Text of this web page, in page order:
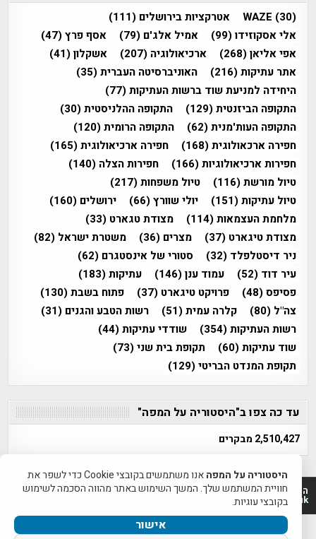
WAZE (30) אטרקציות בירושלים (111)
אלי אסקוזידו(99) אמיל אלג'ם (79) אסף פרץ(47)
אפי אליאן(268) ארכיאולוגיה (207) אשקלון(41)
אתר עתיקות(216) האוניברסיטה העברית(35)
היחידה למניעת שוד ברשות העתיקות(77)
התקופה הביזנטית(129) התקופה ההלניסטית(30)
התקופה העות'מנית(62) התקופה הרומית(120)
חפירה ארכאולוגית(168) חפירה ארכיאולוגית(165)
חפירות ארכיאולוגיות(166) חפירות הצלה (140)
טיול מורשת(116) טיול משפחות(217)
טיול עתיקות(151) יולי שוורץ(66) ירושלים (160)
מלחמת העצמאות(114) מצודת טגארט (33)
מצודת טיגארט (37) מצרים (36) משטרת ישראל (82)
ניר דיסטלפלד (32) סטורי של אינסטגרם (62)
עיר דוד (52) עמוד ענן(146) עתיקות(183)
פסיפס(48) פרויקט טיגארט (37) פתוח בשבת(130)
צה"ל (80) קלרה עמית(51) רשות הטבע והגנים (31)
רשות העתיקות(354) שודדי עתיקות(44)
שוד עתיקות(60) תקופת בית שני(73)
תקופת המנדט הבריטי(129)
עד כה צפו ב"היסטוריה על המפה"
2,510,427 מבקרים
היסטוריה על המפה 2011-2026 | פרוייקט טיגארט 2012-2026|
www.mapah.co.il | www.tegart.uk
היסטוריה על המפה
אנו משתמשים בקובצי Cookie כדי לשפר את
חוויית המשתמש שלך. המשך השימוש באתר מהווה הסכמה לשימוש
בקובצי עוגיות.
אישור